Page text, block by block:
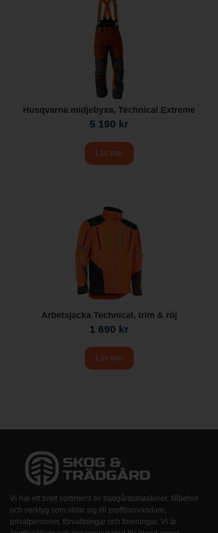
Husqvarna midjebyxa, Technical Extreme
5 190 kr
Läs mer
Arbetsjacka Technical, trim & röj
1 690 kr
Läs mer
Vi har ett brett sortiment av trädgårdsmaskiner, tillbehör
och verktyg som riktar sig till proffsanvändare,
privatpersoner, förvaltningar och föreningar. Vi är